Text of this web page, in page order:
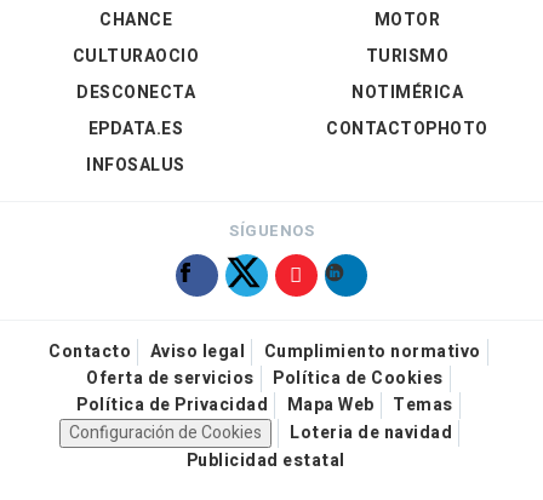
CHANCE
CULTURAOCIO
DESCONECTA
EPDATA.ES
INFOSALUS
MOTOR
TURISMO
NOTIMÉRICA
CONTACTOPHOTO
SÍGUENOS
Contacto Aviso legal
Cumplimiento normativo
Oferta de servicios
Política de Cookies
Política de Privacidad
Mapa Web
Temas
Configuración de Cookies
Loteria de navidad
Publicidad estatal